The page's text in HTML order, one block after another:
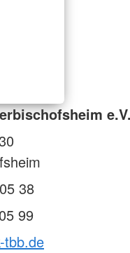
e.V.
38
99
tbb.de